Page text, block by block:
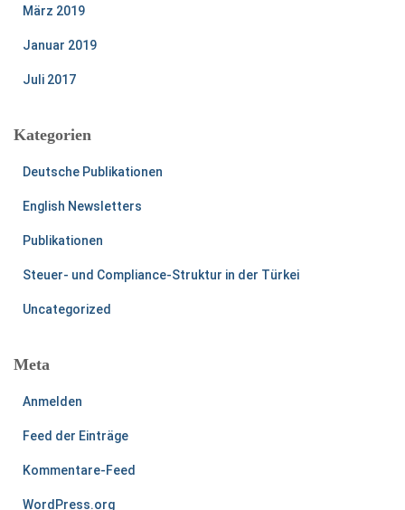
März 2019
Januar 2019
Juli 2017
Kategorien
Deutsche Publikationen
English Newsletters
Publikationen
Steuer- und Compliance-Struktur in der Türkei
Uncategorized
Meta
Anmelden
Feed der Einträge
Kommentare-Feed
WordPress.org